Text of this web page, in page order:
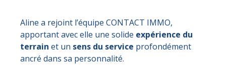
Aline a rejoint l’équipe CONTACT IMMO,
apportant avec elle une solide expérience du
terrain et un sens du service profondément
ancré dans sa personnalité.